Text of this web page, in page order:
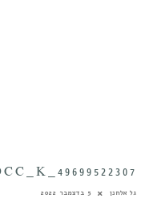
49699522307_37C7137DCC_K
גל אלחנן 5 בדצמבר 2022